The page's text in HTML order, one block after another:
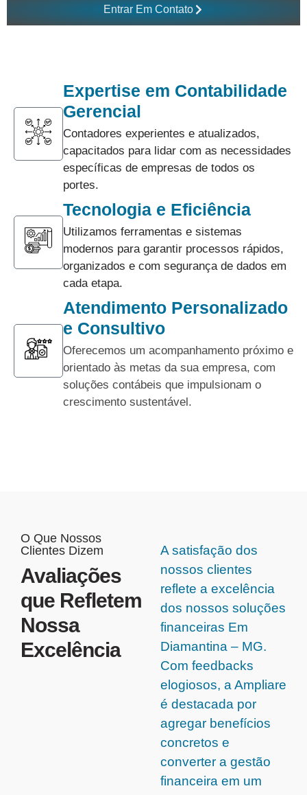
Expertise em Contabilidade
Gerencial
Contadores experientes e atualizados,
capacitados para lidar com as necessidades
específicas de empresas de todos os
portes.
Tecnologia e Eficiência
Utilizamos ferramentas e sistemas
modernos para garantir processos rápidos,
organizados e com segurança de dados em
cada etapa.
Atendimento Personalizado
e Consultivo
Oferecemos um acompanhamento próximo e
orientado às metas da sua empresa, com
soluções contábeis que impulsionam o
crescimento sustentável.
Entrar Em Contato
O Que Nossos
Clientes Dizem
Avaliações
que Refletem
Nossa
Excelência
A satisfação dos
nossos clientes
reflete a excelência
dos nossos soluções
financeiras Em
Diamantina – MG.
Com feedbacks
elogiosos, a Ampliare
é destacada por
agregar benefícios
concretos e
converter a gestão
financeira em um